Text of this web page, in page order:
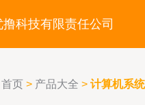
科技有限责任公司
首页 > 产品大全 > 计算机系